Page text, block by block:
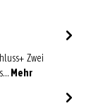
Zwei
Mehr